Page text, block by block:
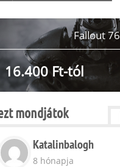
Fallout 76
16.400 Ft-tól
mondjátok
Katalinbalogh
8 hónapja